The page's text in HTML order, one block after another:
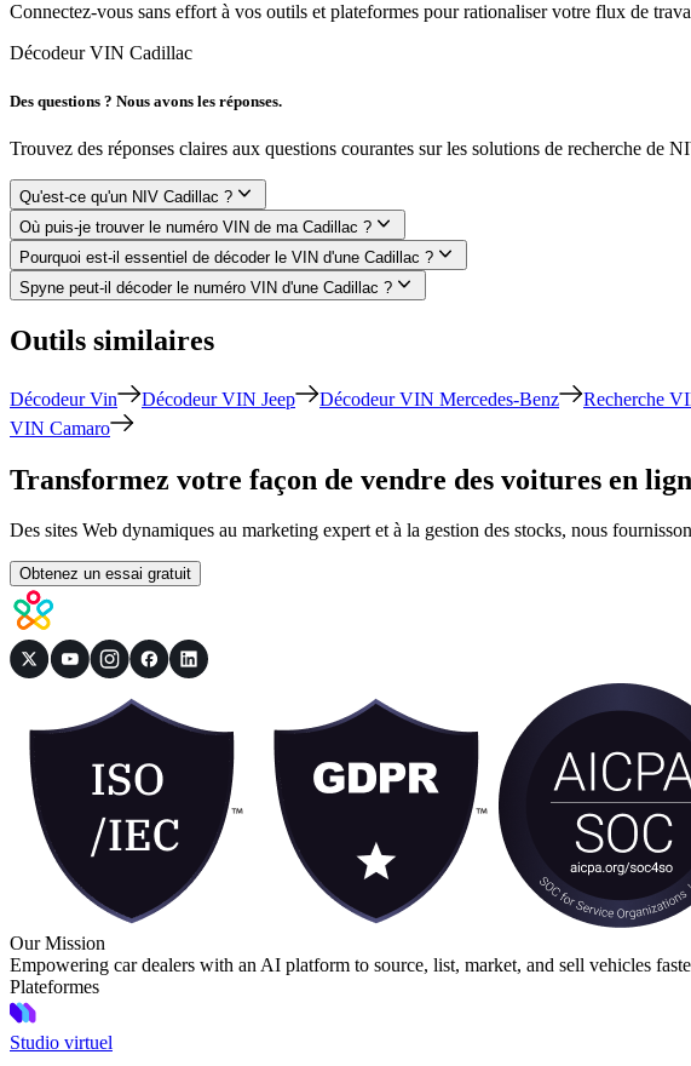
Connectez-vous sans effort à vos outils et plateformes pour rationaliser votre flux de
Décodeur VIN Cadillac
Des questions ? Nous avons les réponses.
Trouvez des réponses claires aux questions courantes sur les solutions de recherche de
Qu'est-ce qu'un NIV Cadillac ?
Où puis-je trouver le numéro VIN de ma Cadillac ?
Pourquoi est-il essentiel de décoder le VIN d'une Cadillac ?
Spyne peut-il décoder le numéro VIN d'une Cadillac ?
Outils similaires
Décodeur Vin Décodeur VIN Jeep Décodeur VIN Mercedes-Benz Recherche
VIN Camaro
Transformez votre façon de vendre des voitures en
Des sites Web dynamiques au marketing expert et à la gestion des stocks, nous
Obtenez un essai gratuit
Our Mission
Empowering car dealers with an AI platform to source, list, market, and sell vehicles
Plateformes
Studio virtuel